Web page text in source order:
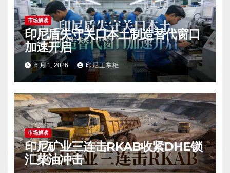
市场解读
印尼盾失守关口本土制造替代窗口
加速开启
6 月 1, 2026 印尼王掌柜
市场解读
印尼矿业三连击RKAB收紧DHE锁
汇柴油冲击